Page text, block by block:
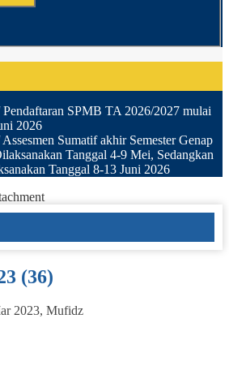
Pendaftaran SPMB TA 2026/2027 mulai
2026
Assesmen Sumatif akhir Semester Genap
Tanggal 4-9 Mei, Sedangkan
Tanggal 8-13 Juni 2026
(36)
2023, Mufidz